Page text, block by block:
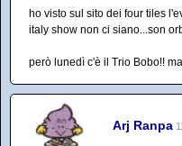
ho visto sul sito dei four tiles
italy show non ci siano...son
però lunedì c'è il Trio Bobo!!
Arj Ranpa